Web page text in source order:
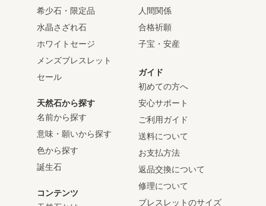
希少石・限定品
水晶さざれ石
ホワイトセージ
メンズブレスレット
セール
人間関係
合格祈願
子宝・安産
天然石から探す
名前から探す
意味・願いから探す
色から探す
誕生石
コンテンツ
ガイド
初めての方へ
安心サポート
ご利用ガイド
送料について
お支払方法
返品交換について
修理について
ブレスレットのサイズ